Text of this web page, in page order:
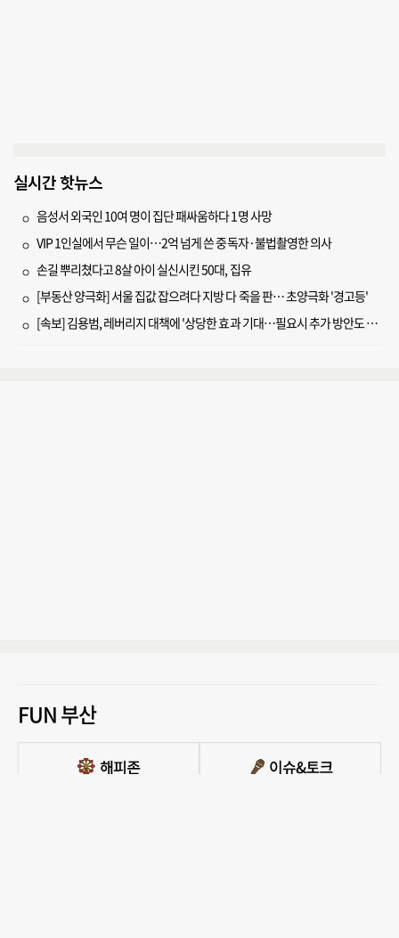
실시간 핫뉴스
음성서 외국인 10여 명이 집단 패싸움하다 1명 사망
VIP 1인실에서 무슨 일이…2억 넘게 쓴 중독자·불법촬영한 의사
손길 뿌리쳤다고 8살 아이 실신시킨 50대, 집유
[부동산 양극화] 서울 집값 잡으려다 지방 다 죽을 판… 초양극화 '경고등'
[속보] 김용범, 레버리지 대책에 '상당한 효과 기대…필요시 추가 방안도 검토'
FUN 부산